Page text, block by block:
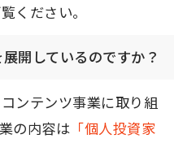
ください。
開しているのですか？
ンテンツ事業に取り組
の内容は 「個人投資家